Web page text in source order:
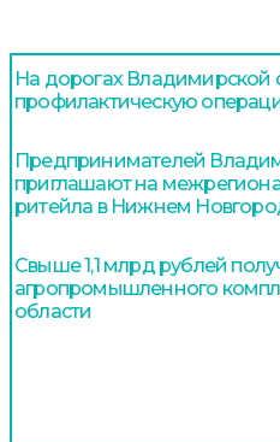
На дорогах Владимирской
профилактическую
Предпринимателей
приглашают на
ритейла в Нижнем
Свыше 1,1 млрд рублей
агропромышленного
области